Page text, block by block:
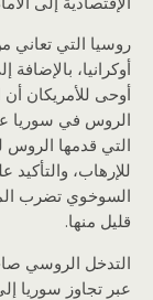
روسيا التي تعاني
أوكرانيا،
أوحى للأمريكان
الروس في سوريا
التي قدمها
للإرهاب،
السوخوي تضرب
قليل منها.
التدخل الروسي
عبر تجاوز سوريا